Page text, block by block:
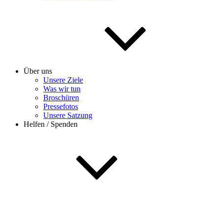
Über uns
Unsere Ziele
Was wir tun
Broschüren
Pressefotos
Unsere Satzung
Helfen / Spenden